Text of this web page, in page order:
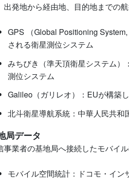
出発地から経由地、目的地までの航
GPS （Global Positioning
される衛星測位システム
みちびき（準天頂衛星システム）
測位システム
Galileo（ガリレオ）：EUが構築
北斗衛星導航系統：中華人民共
局データ
事業者の基地局へ接続したモバイ
モバイル空間統計：ドコモ・イン